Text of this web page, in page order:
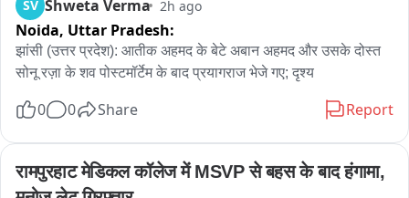
SV Shweta Verma 2h ago
Noida, Uttar Pradesh:
झांसी (उत्तर प्रदेश): आतीक अहमद के बेटे अबान अहमद और उसके दोस्त
सोनू रज़ा के शव पोस्टमॉर्टेम के बाद प्रयागराज भेजे गए; दृश्य
0 0 Share Report
रामपुरहाट मेडिकल कॉलेज में MSVP से बहस के बाद हंगामा,